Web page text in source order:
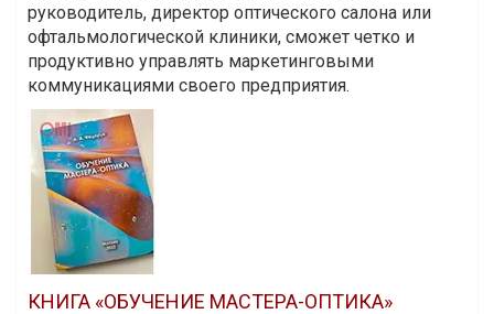
руководитель, директор оптического салона или
офтальмологической клиники, сможет четко и
продуктивно управлять маркетинговыми
коммуникациями своего предприятия.
КНИГА «ОБУЧЕНИЕ МАСТЕРА-ОПТИКА»